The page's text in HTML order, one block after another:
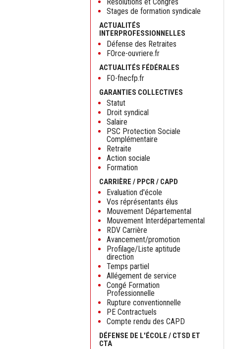
Stages de formation syndicale
ACTUALITÉS
INTERPROFESSIONNELLES
Défense des Retraites
FOrce-ouvriere.fr
ACTUALITÉS FÉDÉRALES
FO-fnecfp.fr
GARANTIES COLLECTIVES
Statut
Droit syndical
Salaire
PSC Protection Sociale
Complémentaire
Retraite
Action sociale
Formation
CARRIÈRE / PPCR / CAPD
Evaluation d'école
Vos réprésentants élus
Mouvement Départemental
Mouvement Interdépartemental
RDV Carrière
Avancement/promotion
Profilage/Liste aptitude
direction
Temps partiel
Allégement de service
Congé Formation
Professionnelle
Rupture conventionnelle
PE Contractuels
Compte rendu des CAPD
DÉFENSE DE L'ÉCOLE / CTSD ET
CTA